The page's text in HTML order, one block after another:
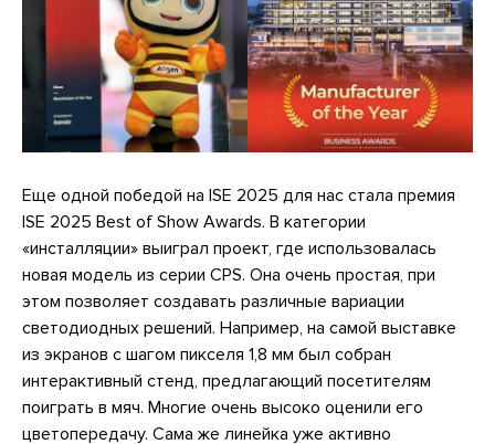
Еще одной победой на ISE 2025 для нас стала премия
ISE 2025 Best of Show Awards. В категории
«инсталляции» выиграл проект, где использовалась
новая модель из серии CPS. Она очень простая, при
этом позволяет создавать различные вариации
светодиодных решений. Например, на самой выставке
из экранов с шагом пикселя 1,8 мм был собран
интерактивный стенд, предлагающий посетителям
поиграть в мяч. Многие очень высоко оценили его
цветопередачу. Сама же линейка уже активно